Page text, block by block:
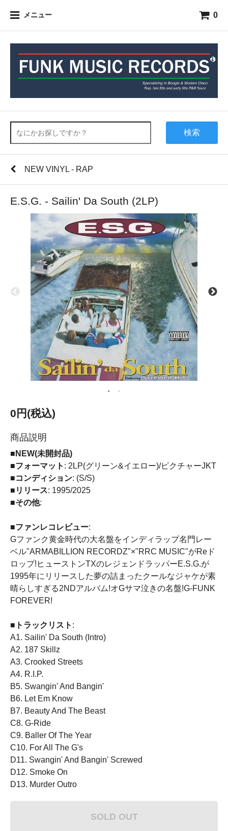
メニュー 0
検索
NEW VINYL - RAP
E.S.G. - Sailin' Da South (2LP)
0円(税込)
商品説明
■NEW(未開封品)
■フォーマット : 2LP(グリーン&イエロー)/ピクチャーJKT
■コンディション: (S/S)
■リリース: 1995/2025
■その他:
■ファンレコレビュー:
Gファンク黄金時代の大名盤をインディラップ名門レー
ベル"ARMABILLION RECORDZ"×"RRC MUSIC"がReド
ロップ!ヒューストンTXのレジェンドラッパーE.S.G.が
1995年にリリースした夢の詰まったクールなジャケが素
晴らしすぎる2NDアルバム!オGサマ泣きの名盤!G-FUNK
FOREVER!
■トラックリスト :
A1. Sailin' Da South (Intro)
A2. 187 Skillz
A3. Crooked Streets
A4. R.I.P.
B5. Swangin' And Bangin'
B6. Let Em Know
B7. Beauty And The Beast
C8. G-Ride
C9. Baller Of The Year
C10. For All The G's
D11. Swangin' And Bangin' Screwed
D12. Smoke On
D13. Murder Outro
SOLD OUT